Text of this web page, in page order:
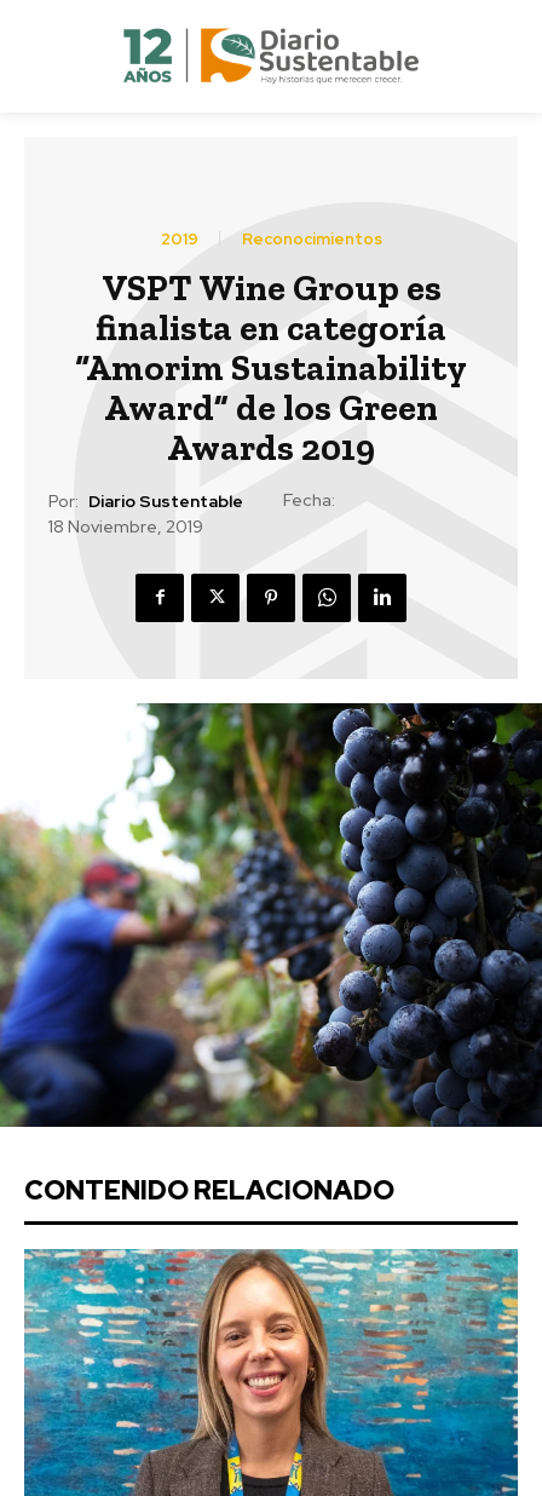
2019 Reconocimientos
VSPT Wine Group es
finalista en categoría
“Amorim Sustainability
Award” de los Green
Awards 2019
Por: Diario Sustentable
Fecha:
18 Noviembre, 2019
CONTENIDO RELACIONADO